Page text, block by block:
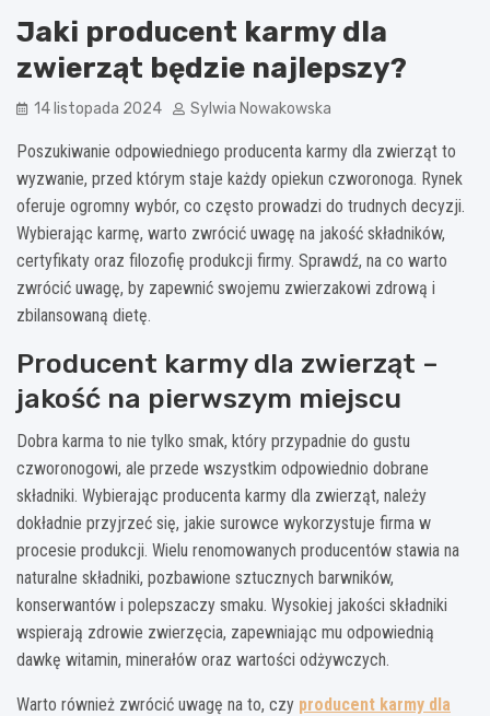
Jaki producent karmy dla
zwierząt będzie najlepszy?
14 listopada 2024 Sylwia Nowakowska
Poszukiwanie odpowiedniego producenta karmy dla zwierząt to
wyzwanie, przed którym staje każdy opiekun czworonoga. Rynek
oferuje ogromny wybór, co często prowadzi do trudnych decyzji.
Wybierając karmę, warto zwrócić uwagę na jakość składników,
certyfikaty oraz filozofię produkcji firmy. Sprawdź, na co warto
zwrócić uwagę, by zapewnić swojemu zwierzakowi zdrową i
zbilansowaną dietę.
Producent karmy dla zwierząt –
jakość na pierwszym miejscu
Dobra karma to nie tylko smak, który przypadnie do gustu
czworonogowi, ale przede wszystkim odpowiednio dobrane
składniki. Wybierając producenta karmy dla zwierząt, należy
dokładnie przyjrzeć się, jakie surowce wykorzystuje firma w
procesie produkcji. Wielu renomowanych producentów stawia na
naturalne składniki, pozbawione sztucznych barwników,
konserwantów i polepszaczy smaku. Wysokiej jakości składniki
wspierają zdrowie zwierzęcia, zapewniając mu odpowiednią
dawkę witamin, minerałów oraz wartości odżywczych.
Warto również zwrócić uwagę na to, czy producent karmy dla